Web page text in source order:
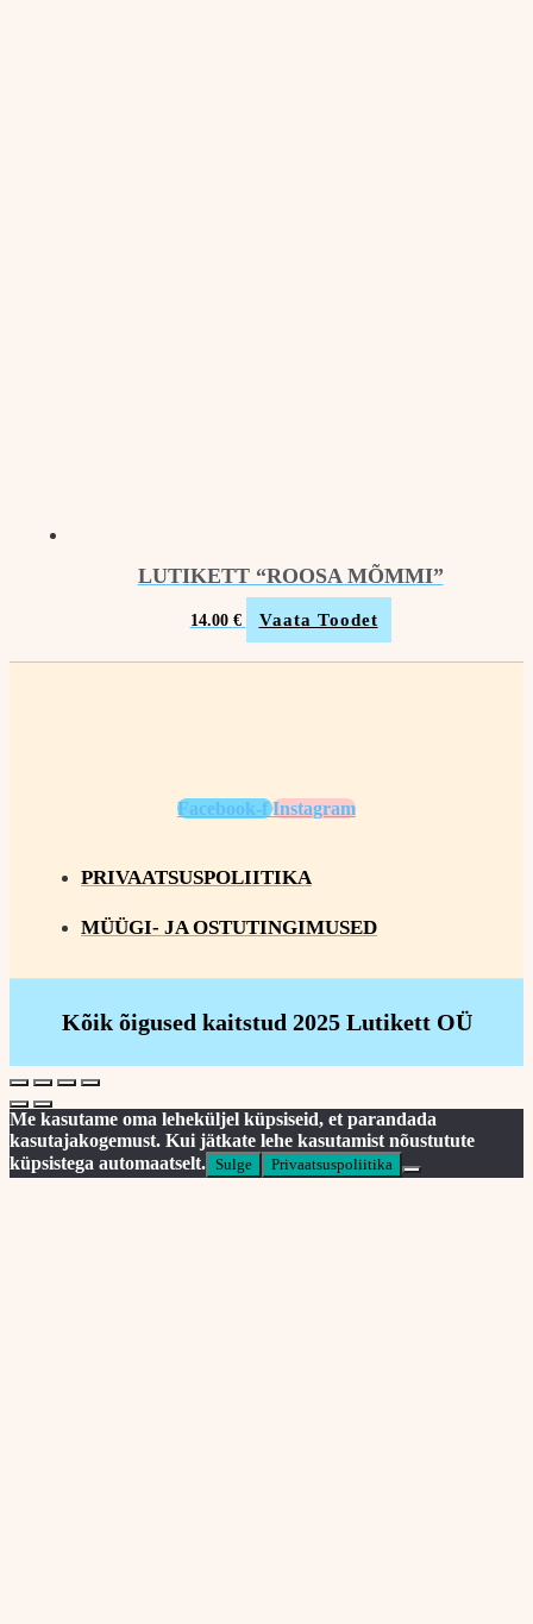
LUTIKETT “ROOSA MÕMMI”
14.00 € Vaata Toodet
Facebook-f Instagram
PRIVAATSUSPOLIITIKA
MÜÜGI- JA OSTUTINGIMUSED
Kõik õigused kaitstud 2025 Lutikett OÜ
Me kasutame oma leheküljel küpsiseid, et parandada
kasutajakogemust. Kui jätkate lehe kasutamist nõustutute
küpsistega automaatselt. Sulge Privaatsuspoliitika